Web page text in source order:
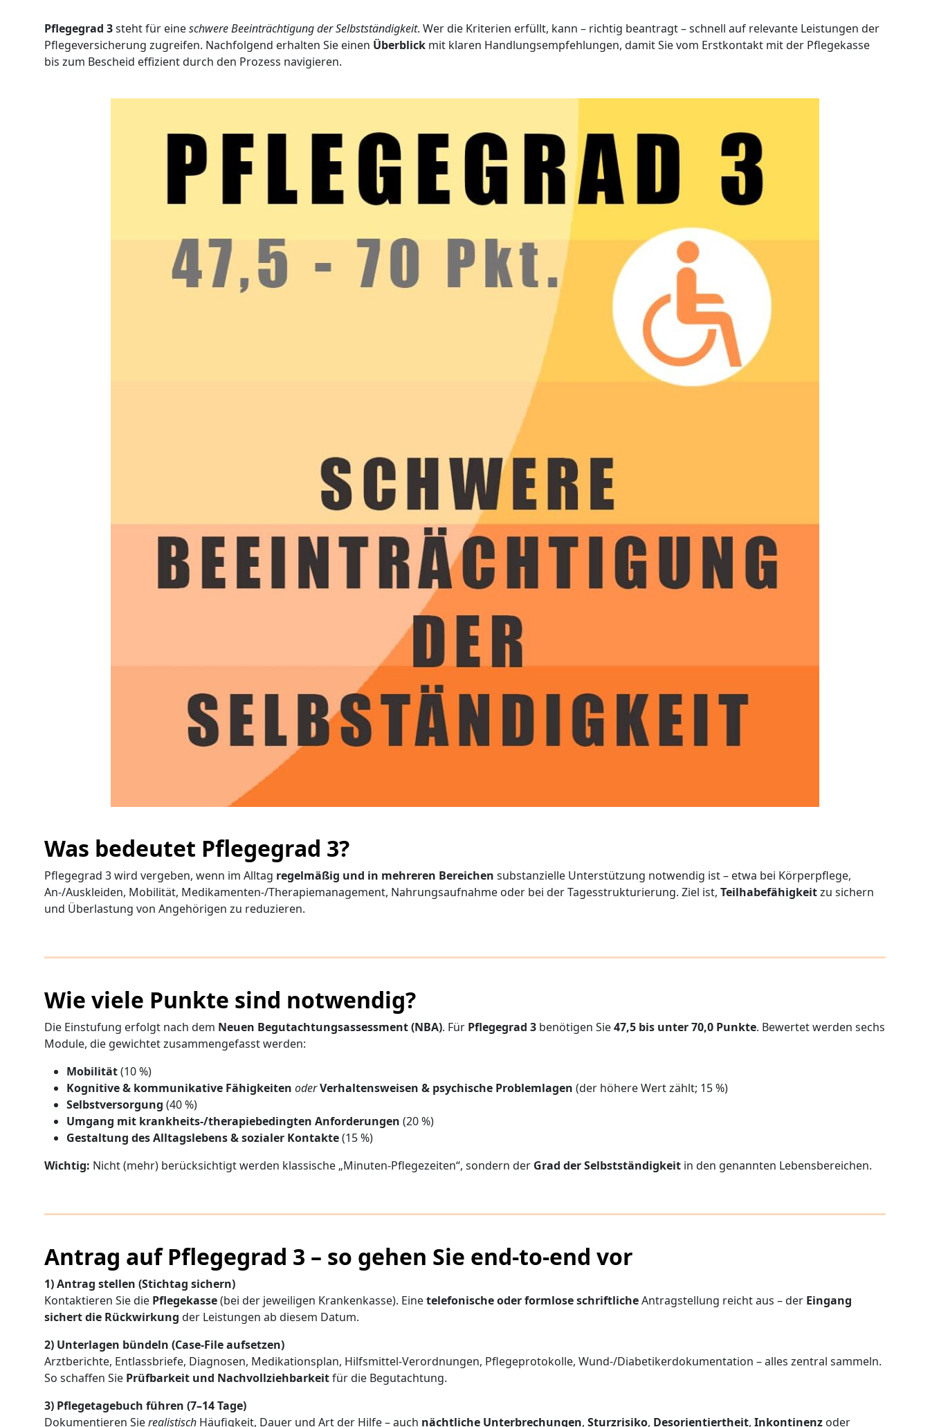
Pflegegrad 3steht für eineschwere Beeinträchtigung der Selbstständigkeit. Wer die Kriterien erfüllt, kann – richtig beantragt – schnell auf relevante Leistungen der
Pflegeversicherung zugreifen. Nachfolgend erhalten Sie einen Überblick mit klaren Handlungsempfehlungen, damit Sie vom Erstkontakt mit der Pflegekasse
bis zum Bescheid effizient durch den Prozess navigieren.
Was bedeutet Pflegegrad 3?
Pflegegrad 3 wird vergeben, wenn im Alltag regelmäßig und in mehreren Bereichen substanzielle Unterstützung notwendig ist – etwa bei Körperpflege,
An-/Auskleiden, Mobilität, Medikamenten-/Therapiemanagement, Nahrungsaufnahme oder bei der Tagesstrukturierung. Ziel ist, Teilhabefähigkeitzu sichern
und Überlastung von Angehörigen zu reduzieren.
Wie viele Punkte sind notwendig?
Die Einstufung erfolgt nach dem Neuen Begutachtungsassessment (NBA). Für Pflegegrad 3 benötigen Sie47,5 bis unter 70,0 Punkte. Bewertet werden sechs
Module, die gewichtet zusammengefasst werden:
Mobilität(10 %)
Kognitive & kommunikative Fähigkeiten oderVerhaltensweisen & psychische Problemlagen (der höhere Wert zählt; 15 %)
Selbstversorgung (40 %)
Umgang mit krankheits-/therapiebedingten Anforderungen (20 %)
Gestaltung des Alltagslebens & sozialer Kontakte(15 %)
Wichtig: Nicht (mehr) berücksichtigt werden klassische „Minuten-Pflegezeiten“, sondern der Grad der Selbstständigkeit in den genannten Lebensbereichen.
Antrag auf Pflegegrad 3 – so gehen Sie end-to-end vor
1) Antrag stellen (Stichtag sichern)
Kontaktieren Sie die Pflegekasse(bei der jeweiligen Krankenkasse). Einetelefonische oder formlose schriftlicheAntragstellung reicht aus – der Eingang
sichert die Rückwirkung der Leistungen ab diesem Datum.
2) Unterlagen bündeln (Case-File aufsetzen)
Arztberichte, Entlassbriefe, Diagnosen, Medikationsplan, Hilfsmittel-Verordnungen, Pflegeprotokolle, Wund-/Diabetikerdokumentation – alles zentral sammeln.
So schaffen Sie Prüfbarkeit und Nachvollziehbarkeitfür die Begutachtung.
3) Pflegetagebuch führen (7–14 Tage)
Dokumentieren Sierealistisch Häufigkeit, Dauer und Art der Hilfe – auch nächtliche Unterbrechungen, Sturzrisiko, Desorientiertheit, Inkontinenz oder